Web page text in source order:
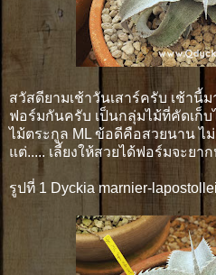
สวัสดียามเช้าวันเสาร์ครับ เช้านี้
ฟอร์มกันครับ เป็นกลุ่มไม้ที่คัดเก็บ
ไม้ตระกูล ML ข้อดีคือสวยนาน ไ
แต่..... เลี้ยงให้สวยได้ฟอร์มจะยา
รูปที่ 1 Dyckia marnier-